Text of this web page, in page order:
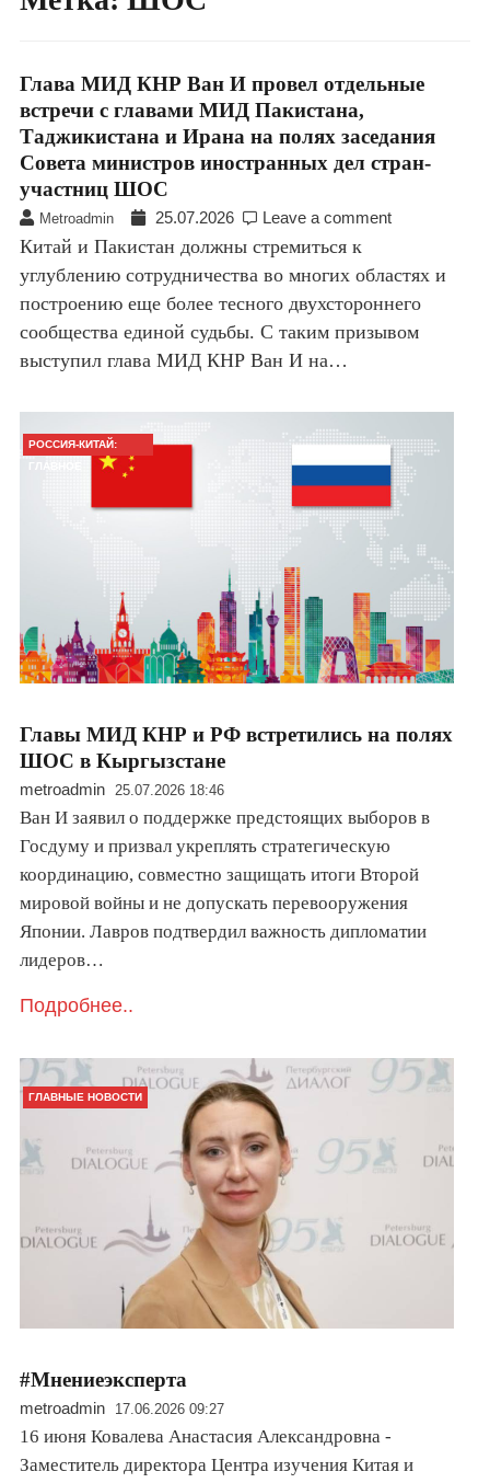
Глава МИД КНР Ван И провел отдельные
встречи с главами МИД Пакистана,
Таджикистана и Ирана на полях заседания
Совета министров иностранных дел стран-
участниц ШОС
Metroadmin 25.07.2026 Leave a comment
Китай и Пакистан должны стремиться к
углублению сотрудничества во многих областях и
построению еще более тесного двухстороннего
сообщества единой судьбы. С таким призывом
выступил глава МИД КНР Ван И на…
РОССИЯ-КИТАЙ:
ГЛАВНОЕ
Главы МИД КНР и РФ встретились на полях
ШОС в Кыргызстане
metroadmin 25.07.2026 18:46
Ван И заявил о поддержке предстоящих выборов в
Госдуму и призвал укреплять стратегическую
координацию, совместно защищать итоги Второй
мировой войны и не допускать перевооружения
Японии. Лавров подтвердил важность дипломатии
лидеров…
Подробнее..
ГЛАВНЫЕ НОВОСТИ
#Мнениеэксперта
metroadmin 17.06.2026 09:27
16 июня Ковалева Анастасия Александровна -
Заместитель директора Центра изучения Китая и